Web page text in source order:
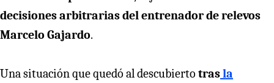
decisiones arbitrarias del entrenador de relevos
Marcelo Gajardo.
Una situación que quedó al descubierto trasla